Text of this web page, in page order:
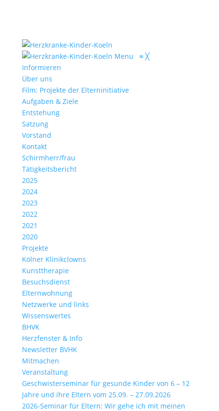
Menu ≡ ╳
Informieren
Über uns
Film: Projekte der Elterninitiative
Aufgaben & Ziele
Entstehung
Satzung
Vorstand
Kontakt
Schirmherr/frau
Tätigkeitsbericht
2025
2024
2023
2022
2021
2020
Projekte
Kölner Klinikclowns
Kunsttherapie
Besuchsdienst
Elternwohnung
Netzwerke und links
Wissenswertes
BHVK
Herzfenster & Info
Newsletter BVHK
Mitmachen
Veranstaltung
Geschwisterseminar für gesunde Kinder von 6 – 12
Jahre und ihre Eltern vom 25.09. – 27.09.2026
2026-Seminar für Eltern: Wir gehe ich mit meinen